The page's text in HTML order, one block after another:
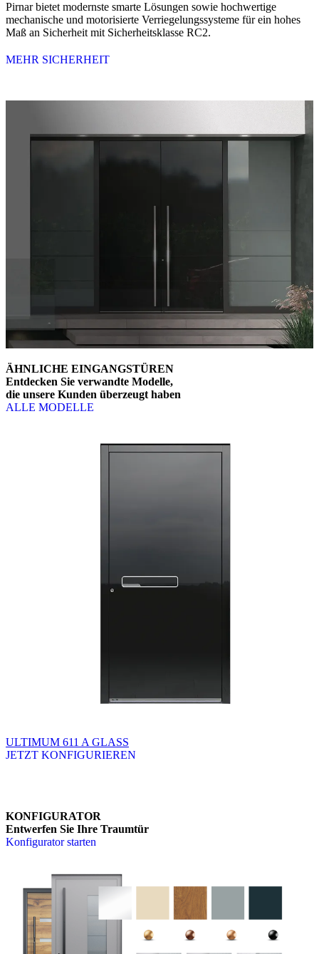
Pirnar bietet modernste smarte Lösungen sowie hochwertige
mechanische und motorisierte Verriegelungssysteme für ein hohes
Maß an Sicherheit mit Sicherheitsklasse RC2.
MEHR SICHERHEIT
ÄHNLICHE EINGANGSTÜREN
Entdecken Sie verwandte Modelle,
die unsere Kunden überzeugt haben
ALLE MODELLE
ULTIMUM 611 A GLASS
JETZT KONFIGURIEREN
KONFIGURATOR
Entwerfen Sie Ihre Traumtür
Konfigurator starten